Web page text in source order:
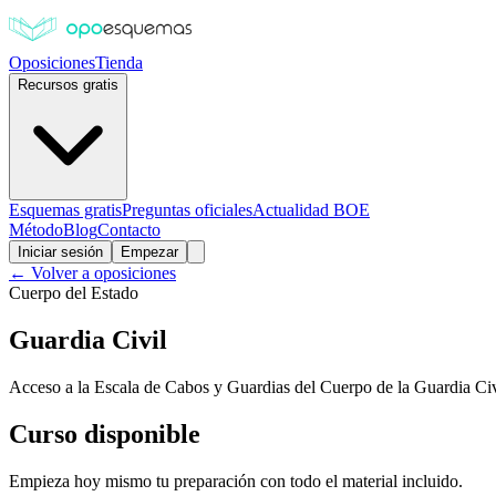
OposicionesTienda
Recursos gratis
Esquemas gratisPreguntas oficialesActualidad BOE
MétodoBlogContacto
Iniciar sesión Empezar
← Volver a oposiciones
Cuerpo del Estado
Guardia Civil
Acceso a la Escala de Cabos y Guardias del Cuerpo de la Guardia
Curso disponible
Empieza hoy mismo tu preparación con todo el material incluido.